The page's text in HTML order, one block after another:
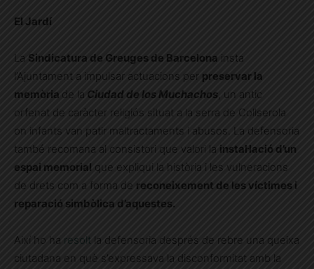
El Jardí
La Sindicatura de Greuges de Barcelona insta
l’Ajuntament a impulsar actuacions per preservar la
memòria de la Ciudad de los Muchachos, un antic
orfenat de caràcter religiós situat a la serra de Collserola
on infants van patir maltractaments i abusos. La defensoria
també recomana al consistori que valori la instal·lació d’un
espai memorial que expliqui la història i les vulneracions
de drets com a forma de reconeixement de les víctimes i
reparació simbòlica d’aquestes.
Així ho ha resolt la defensoria després de rebre una queixa
ciutadana en què s’expressava la disconformitat amb la